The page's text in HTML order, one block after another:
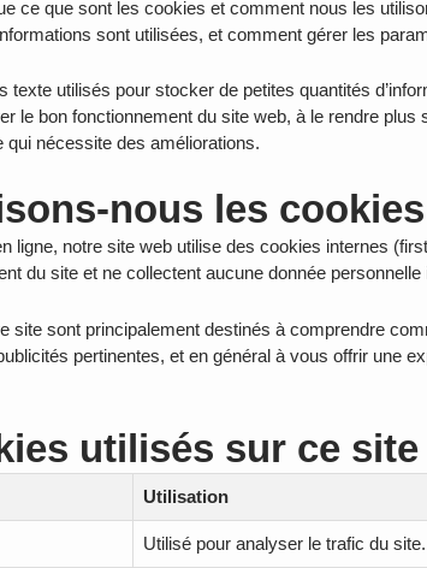
ce que sont les cookies et comment nous les
sont utilisées, et comment gérer les
texte utilisés pour stocker de petites quantités
le bon fonctionnement du site web, à le rendre
qui nécessite des améliorations.
nous les
ligne, notre site web utilise des cookies internes
du site et ne collectent aucune donnée personnelle
site sont principalement destinés à comprendre
pertinentes, et en général à vous offrir une
utilisés sur ce site
Utilisation
Utilisé pour analyser le trafic du site.